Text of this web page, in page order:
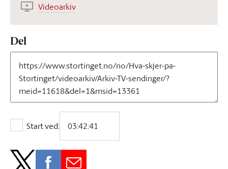
Videoarkiv
Del
Start ved:
Start ved: